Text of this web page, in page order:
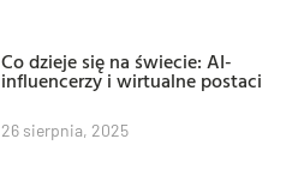
Co dzieje się na świecie: AI-
influencerzy i wirtualne postaci
26 sierpnia, 2025